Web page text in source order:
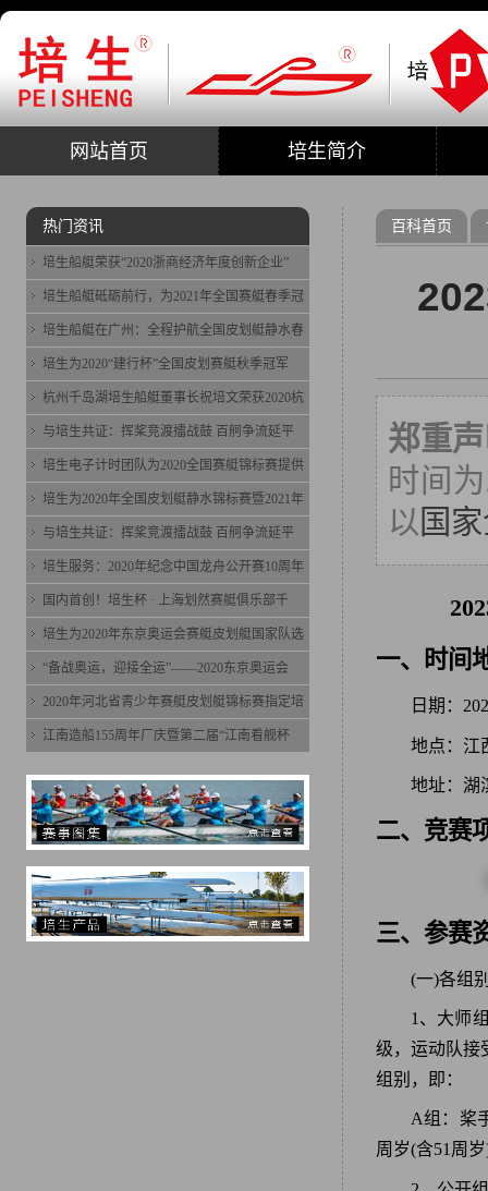
网站首页 培生简介
百科首页
郑重
时间
以 国
一、时间
日期：
地点：江
地址：湖
二、竞赛
三、参赛
(一)各组
1、大师
级，运动队接
组别，即：
A组：桨
周岁(含51周
热门资讯
培生船艇荣获“2020浙商经济年度创新企业”
培生船艇砥砺前行，为2021年全国赛艇春季冠
培生船艇在广州：全程护航全国皮划艇静水春
培生为2020“建行杯”全国皮划赛艇秋季冠军
杭州千岛湖培生船艇董事长祝培文荣获2020杭
与培生共证：挥桨竞渡擂战鼓 百舸争流延平
培生电子计时团队为2020全国赛艇锦标赛提供
培生为2020年全国皮划艇静水锦标赛暨2021年
与培生共证：挥桨竞渡擂战鼓 百舸争流延平
培生服务：2020年纪念中国龙舟公开赛10周年
国内首创！培生杯 · 上海划然赛艇俱乐部千
培生为2020年东京奥运会赛艇皮划艇国家队选
“备战奥运，迎接全运”——2020东京奥运会
2020年河北省青少年赛艇皮划艇锦标赛指定培
江南造船155周年厂庆暨第二届“江南看舰杯